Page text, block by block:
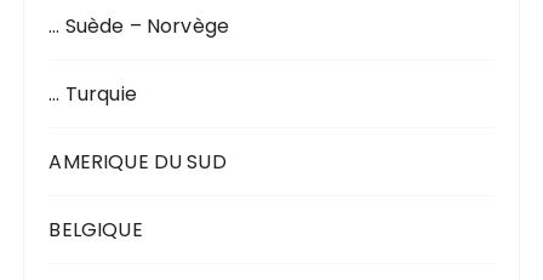
… Suède – Norvège
… Turquie
AMERIQUE DU SUD
BELGIQUE